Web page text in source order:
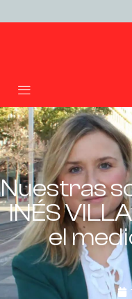
Nuestras
INÉS
el